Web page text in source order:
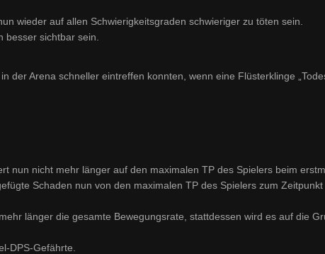
wieder auf allen Schwierigkeitsgraden schwieriger zu töten sein.
besser sichtbar sein.
der Arena schneller eintreffen konnten, wenn eine Flüsterklinge
nun nicht mehr länger auf den maximalen TP des Spielers beim
Schaden nun von den maximalen TP des Spielers zum
länger die gesamte Bewegungsrate, stattdessen wird es auf die
DPS-Gefährte.